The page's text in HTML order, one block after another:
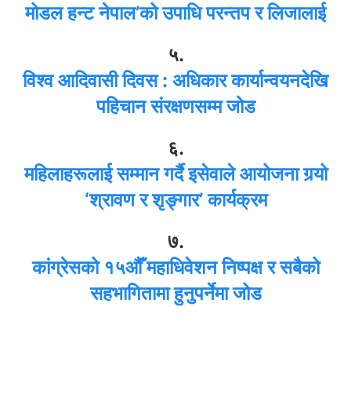
मोडल हन्ट नेपाल’को उपाधि परन्तप र लिजालाई
५.
विश्व आदिवासी दिवस : अधिकार कार्यान्वयनदेखि
पहिचान संरक्षणसम्म जोड
६.
महिलाहरूलाई सम्मान गर्दै इसेवाले आयोजना गर्‍यो
‘श्रावण र शृङ्गार’ कार्यक्रम
७.
कांग्रेसको १५औँ महाधिवेशन निष्पक्ष र सबैको
सहभागितामा हुनुपर्नेमा जोड